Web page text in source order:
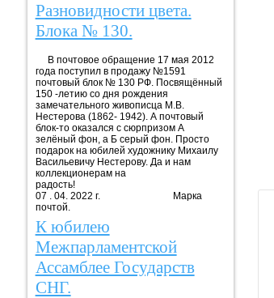
Разновидности цвета.
Блока № 130.
В почтовое обращение 17 мая 2012
года поступил в продажу №1591
почтовый блок № 130 РФ. Посвящённый
150 -летию со дня рождения
замечательного живописца М.В.
Нестерова (1862- 1942). А почтовый
блок-то оказался с сюрпризом А
зелёный фон, а Б серый фон. Просто
подарок на юбилей художнику Михаилу
Васильевичу Нестерову. Да и нам
коллекционерам на
радость!
07 . 04. 2022 г. Марка
почтой.
К юбилею
Межпарламентской
Ассамблее Государств
СНГ.